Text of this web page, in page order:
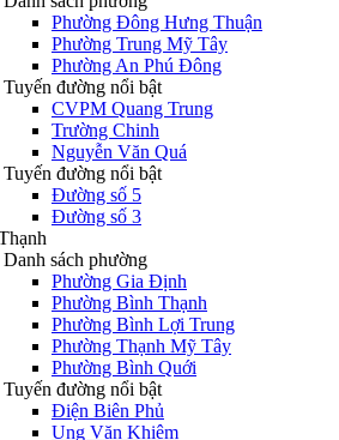
Phường Đông Hưng Thuận
Phường Trung Mỹ Tây
Phường An Phú Đông
Tuyến đường nổi bật
CVPM Quang Trung
Trường Chinh
Nguyễn Văn Quá
Tuyến đường nổi bật
Đường số 5
Đường số 3
Danh sách phường
Phường Gia Định
Phường Bình Thạnh
Phường Bình Lợi Trung
Phường Thạnh Mỹ Tây
Phường Bình Quới
Tuyến đường nổi bật
Điện Biên Phủ
Ung Văn Khiêm